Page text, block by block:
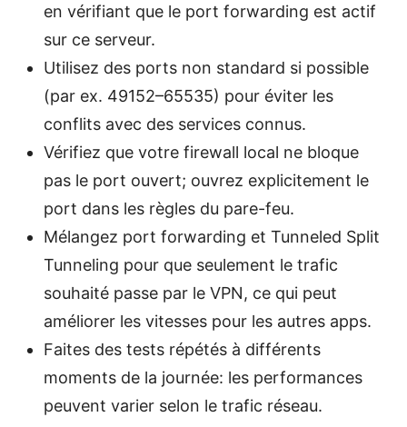
en vérifiant que le port forwarding est actif
sur ce serveur.
Utilisez des ports non standard si possible
(par ex. 49152–65535) pour éviter les
conflits avec des services connus.
Vérifiez que votre firewall local ne bloque
pas le port ouvert; ouvrez explicitement le
port dans les règles du pare-feu.
Mélangez port forwarding et Tunneled Split
Tunneling pour que seulement le trafic
souhaité passe par le VPN, ce qui peut
améliorer les vitesses pour les autres apps.
Faites des tests répétés à différents
moments de la journée: les performances
peuvent varier selon le trafic réseau.